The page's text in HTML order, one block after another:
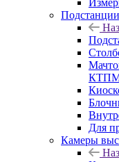
Для
Камеры